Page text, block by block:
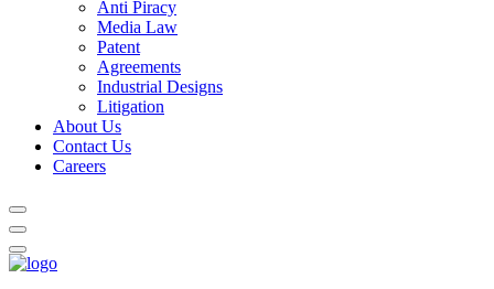
Anti Piracy
Media Law
Patent
Agreements
Industrial Designs
Litigation
About Us
Contact Us
Careers